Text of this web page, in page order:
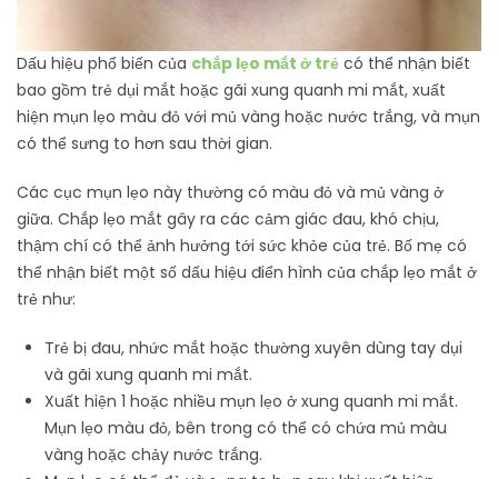
Dấu hiệu phổ biến của chắp lẹo mắt ở trẻ có thể nhận biết
bao gồm trẻ dụi mắt hoặc gãi xung quanh mi mắt, xuất
hiện mụn lẹo màu đỏ với mủ vàng hoặc nước trắng, và mụn
có thể sưng to hơn sau thời gian.
Các cục mụn lẹo này thường có màu đỏ và mủ vàng ở
giữa. Chắp lẹo mắt gây ra các cảm giác đau, khó chịu,
thậm chí có thể ảnh hưởng tới sức khỏe của trẻ. Bố mẹ có
thể nhận biết một số dấu hiệu điển hình của chắp lẹo mắt ở
trẻ như:
Trẻ bị đau, nhức mắt hoặc thường xuyên dùng tay dụi
và gãi xung quanh mi mắt.
Xuất hiện 1 hoặc nhiều mụn lẹo ở xung quanh mi mắt.
Mụn lẹo màu đỏ, bên trong có thể có chứa mủ màu
vàng hoặc chảy nước trắng.